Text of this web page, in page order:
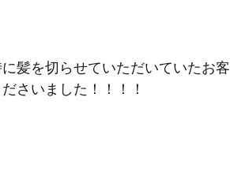
髪を切らせていただいていたお客
さいました！！！！